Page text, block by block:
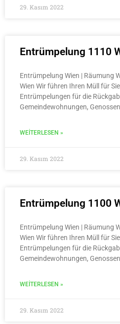
29. Kasım 2022
Entrümpelung 1110
Entrümpelung Wien | Räumung
Wien Wir führen Ihren Müll für
Entrümpelungen für die
Gemeindewohnungen,
WEITERLESEN »
29. Kasım 2022
Entrümpelung 1100
Entrümpelung Wien | Räumung
Wien Wir führen Ihren Müll für
Entrümpelungen für die
Gemeindewohnungen,
WEITERLESEN »
29. Kasım 2022